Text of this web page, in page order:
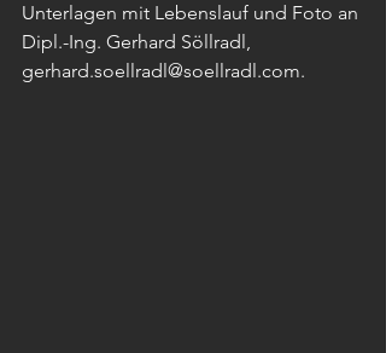
Unterlagen mit Lebenslauf und Foto an
Dipl.-Ing. Gerhard Söllradl,
gerhard.soellradl@soellradl.com.